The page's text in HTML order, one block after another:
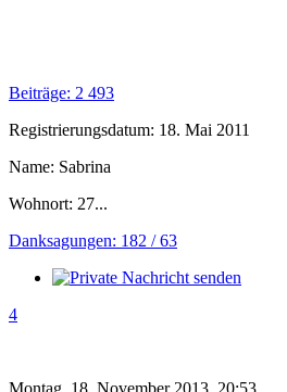
Beiträge: 2 493
Registrierungsdatum: 18. Mai 2011
Name: Sabrina
Wohnort: 27...
Danksagungen: 182 / 63
4